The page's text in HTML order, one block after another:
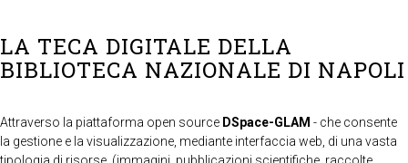
LA TECA DIGITALE DELLA
BIBLIOTECA NAZIONALE DI NAPOLI
Attraverso la piattaforma open source DSpace-GLAM - che consente
la gestione e la visualizzazione, mediante interfaccia web, di una vasta
tipologia di risorse, (immagini, pubblicazioni scientifiche, raccolte